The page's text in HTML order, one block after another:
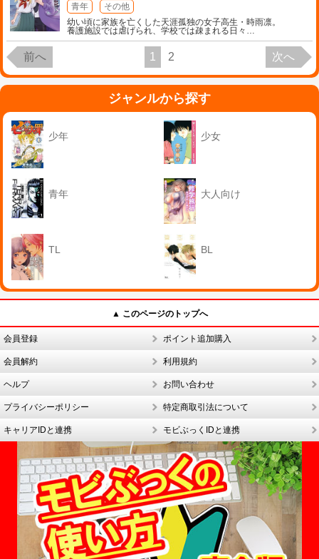
青年
その他
幼い頃に家族を亡くした天涯孤独の女子高生・時雨凛。
養護施設では虐げられ、学校では疎まれる日々
前へ 1 2 次へ
ジャンルから探す
少年 少女
青年 大人向け
TL BL
▲ このページのトップへ
会員登録 ポイント追加購入
会員解約 利用規約
ヘルプ お問い合わせ
プライバシーポリシー 特定商取引法について
キャリアIDと連携 モビぶっくIDと連携